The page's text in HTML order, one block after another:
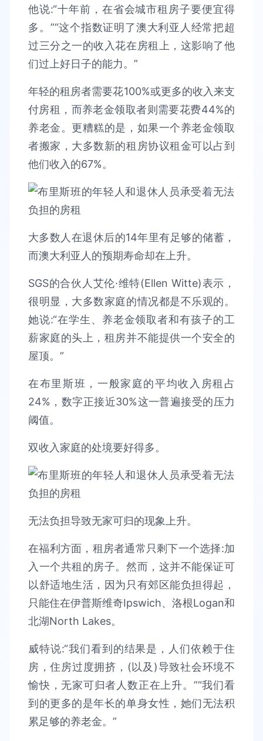
他说:“十年前，在省会城市租房子要便宜得
多。”“这个指数证明了澳大利亚人经常把超
过三分之一的收入花在房租上，这影响了他
们过上好日子的能力。”
年轻的租房者需要花100%或更多的收入来支
付房租，而养老金领取者则需要花费44%的
养老金。更糟糕的是，如果一个养老金领取
者搬家，大多数新的租房协议租金可以占到
他们收入的67%。
大多数人在退休后的14年里有足够的储蓄，
而澳大利亚人的预期寿命却在上升。
SGS的合伙人艾伦·维特(Ellen Witte)表示，
很明显，大多数家庭的情况都是不乐观的。
她说:“在学生、养老金领取者和有孩子的工
薪家庭的头上，租房并不能提供一个安全的
屋顶。”
在布里斯班，一般家庭的平均收入房租占
24%，数字正接近30%这一普遍接受的压力
阈值。
双收入家庭的处境要好得多。
无法负担导致无家可归的现象上升。
在福利方面，租房者通常只剩下一个选择:加
入一个共租的房子。然而，这并不能保证可
以舒适地生活，因为只有郊区能负担得起，
只能住在伊普斯维奇Ipswich、洛根Logan和
北湖North Lakes。
威特说:“我们看到的结果是，人们依赖于住
房，住房过度拥挤，(以及)导致社会环境不
愉快，无家可归者人数正在上升。”“我们看
到的更多的是年长的单身女性，她们无法积
累足够的养老金。”